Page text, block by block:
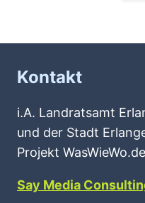
Kontakt
i.A. Landratsamt
und der Stadt
Projekt WasWieWo.de
Say Media